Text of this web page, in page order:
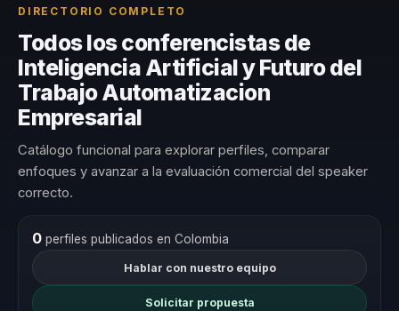
DIRECTORIO COMPLETO
Todos los conferencistas de
Inteligencia Artificial y Futuro del
Trabajo Automatizacion
Empresarial
Catálogo funcional para explorar perfiles, comparar
enfoques y avanzar a la evaluación comercial del speaker
correcto.
0perfiles publicados en Colombia
Hablar con nuestro equipo
Solicitar propuesta